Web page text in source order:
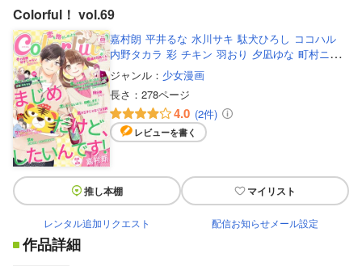
Colorful！ vol.69
嘉村朗 平井るな 水川サキ 駄犬ひろし ココハル
内野タカラ 彩 チキン 羽おり 夕凪ゆな 町村ニル
ス
秋夏 芹草なずな
ジャンル： 少女漫画
長さ： 278ページ
4.0 (2件)
レビューを書く
推し本棚 マイリスト
レンタル追加リクエスト 配信お知らせメール設定
作品詳細